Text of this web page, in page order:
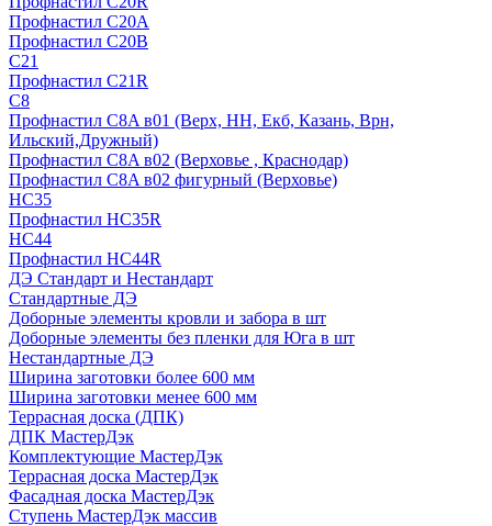
Профнастил С20А
Профнастил С20В
C21
Профнастил С21R
C8
Профнастил С8A в01 (Верх, НН, Екб, Казань, Врн,
Ильский,Дружный)
Профнастил С8A в02 (Верховье , Краснодар)
Профнастил С8A в02 фигурный (Верховье)
HС35
Профнастил HC35R
НС44
Профнастил НС44R
ДЭ Стандарт и Нестандарт
Стандартные ДЭ
Доборные элементы кровли и забора в шт
Доборные элементы без пленки для Юга в шт
Нестандартные ДЭ
Ширина заготовки более 600 мм
Ширина заготовки менее 600 мм
Террасная доска (ДПК)
ДПК МастерДэк
Комплектующие МастерДэк
Террасная доска МастерДэк
Фасадная доска МастерДэк
Ступень МастерДэк массив